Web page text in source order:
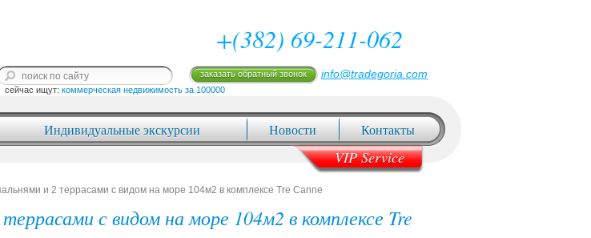
+(382) 69-211-062
сейчас ищут: коммерческая недвижимость за 100000
заказать обратный звонок info@tradegoria.com
Индивидуальные экскурсии Новости Контакты
VIP Service
и 2 террасами с видом на море 104м2 в комплексе Tre Canne
с видом на море 104м2 в комплексе Tre